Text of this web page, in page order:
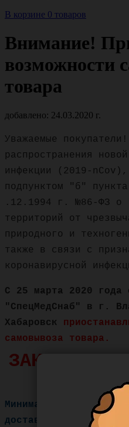
В корзине 0 товаров
Внимание!
возможности
товара
добавлено: 24.03.2020 г.
Уважаемые
распространения
инфекции (2019-
подпунктом "б"
.12.1994 г. №86-ФЗ о
территорий от
природного и
также в связи с
коронавирусной
С 25 марта 2020 года
"СпецМедСнаб" в г.
Хабаровск
самовывоза товара.
ЗАКАЗЫ НА
Минимальная сумма
доставкой - 3000